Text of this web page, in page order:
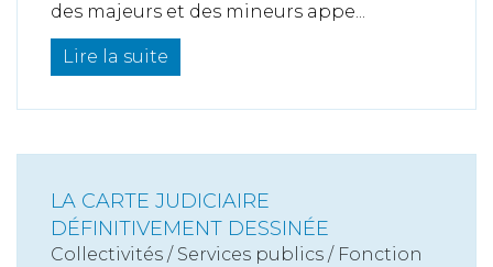
des majeurs et des mineurs appe...
Lire la suite
LA CARTE JUDICIAIRE
DÉFINITIVEMENT DESSINÉE
Collectivités / Services publics / Fonction